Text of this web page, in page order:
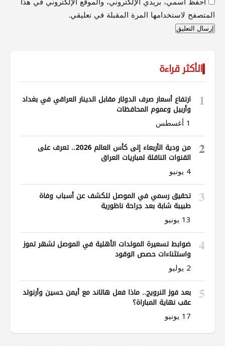
المتصفح لاستخدامها المرة المقبلة في تعليقي.
الأكثر قراءة
1 ارتفاع أسعار صرف الدولار مقابل الدينار العراقي في بغداد
وأربيل وعموم المحافظات
1 أغسطس
2 من ودية الأربعاء إلى كأس العالم 2026.. تعرف على
القنوات الناقلة لمباريات العراق
4 يونيو
3 تحقيق رسمي في الموصل للكشف عن أسباب وفاة
طبيبة شابة بعد جراحة ناظورية
13 يونيو
4 ضوابط تسعيرة المولدات الأهلية في الموصل لشهر تموز
واستثناءات حصص الوقود
2 يوليو
5 بعد فوز النرويج.. ماذا فعل هالاند مع أيمن حسين وأرنولد
عقب نهاية المباراة؟
17 يونيو